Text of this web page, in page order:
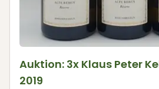
Auktion: 3x Klaus Peter
2019